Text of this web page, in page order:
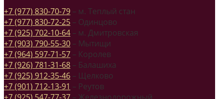
+7 (977) 830-70-79 – м. Теплый стан
+7 (977) 830-72-25 – Одинцово
+7 (925) 702-10-64 – м. Дмитровская
+7 (903) 790-55-30 – Мытищи
+7 (964) 597-71-57 – Королев
+7 (926) 781-31-68 – Балашиха
+7 (925) 912-35-46 – Щелково
+7 (901) 712-13-91 – Реутов